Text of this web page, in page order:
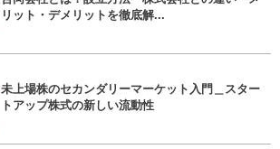
リット・デメリットを徹底解...
未上場株のセカンダリーマーケット入門＿スター
トアップ株式の新しい流動性